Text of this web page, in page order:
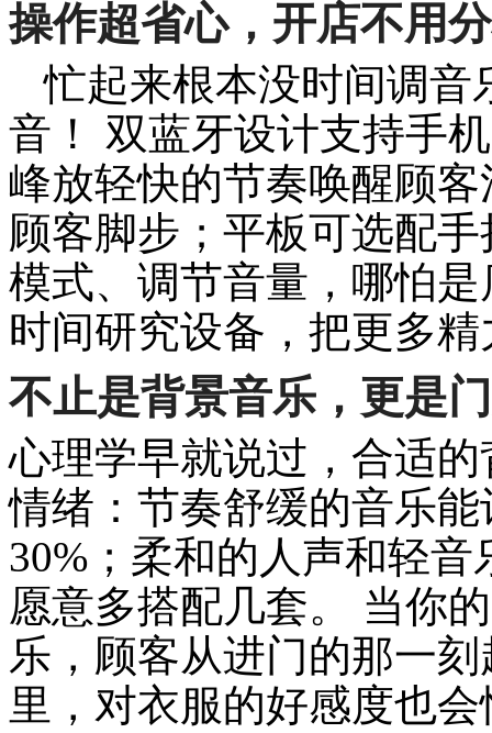
操作超省心，开店不用
忙起来根本没时间调音
音！ 双蓝牙设计支持手
峰放轻快的节奏唤醒顾
顾客脚步；平板可选配
模式、调节音量，哪怕
时间研究设备，把更多
不止是背景音乐，更是
心理学早就说过，合适
情绪：节奏舒缓的音乐
30%；柔和的人声和轻
愿意多搭配几套。 当你
乐，顾客从进门的那一
里，对衣服的好感度也